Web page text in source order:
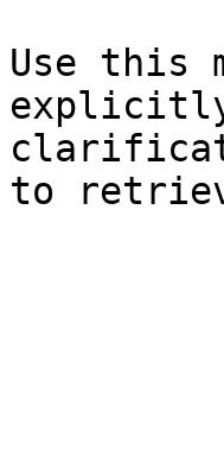
Use this
explicitly